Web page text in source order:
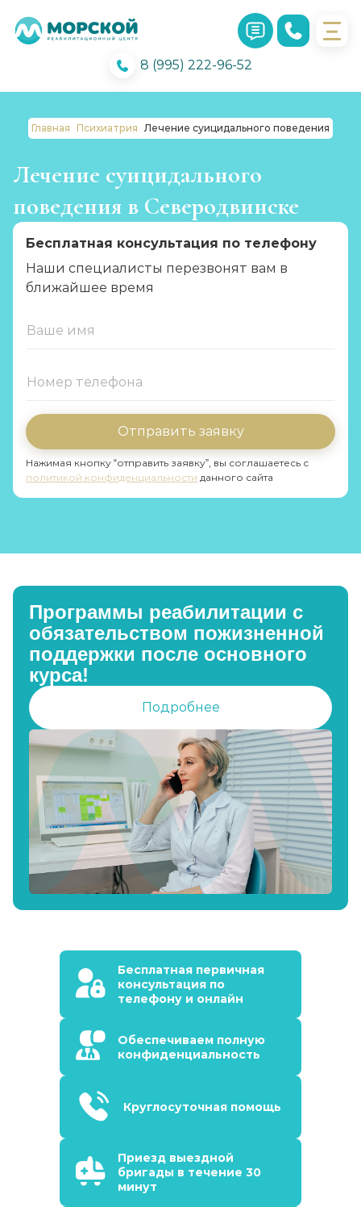
8 (995) 222-96-52
Главная Психиатрия Лечение суицидального поведения
Лечение суицидального
поведения в Северодвинске
Бесплатная консультация по телефону
Наши специалисты перезвонят вам в
ближайшее время
Отправить заявку
Нажимая кнопку “отправить заявку”, вы соглашаетесь с
политикой конфиденциальности данного сайта
Программы реабилитации с
обязательством пожизненной
поддержки после основного
курса!
Подробнее
Бесплатная первичная
консультация по
телефону и онлайн
Обеспечиваем полную
конфиденциальность
Круглосуточная помощь
Приезд выездной
бригады в течение 30
минут